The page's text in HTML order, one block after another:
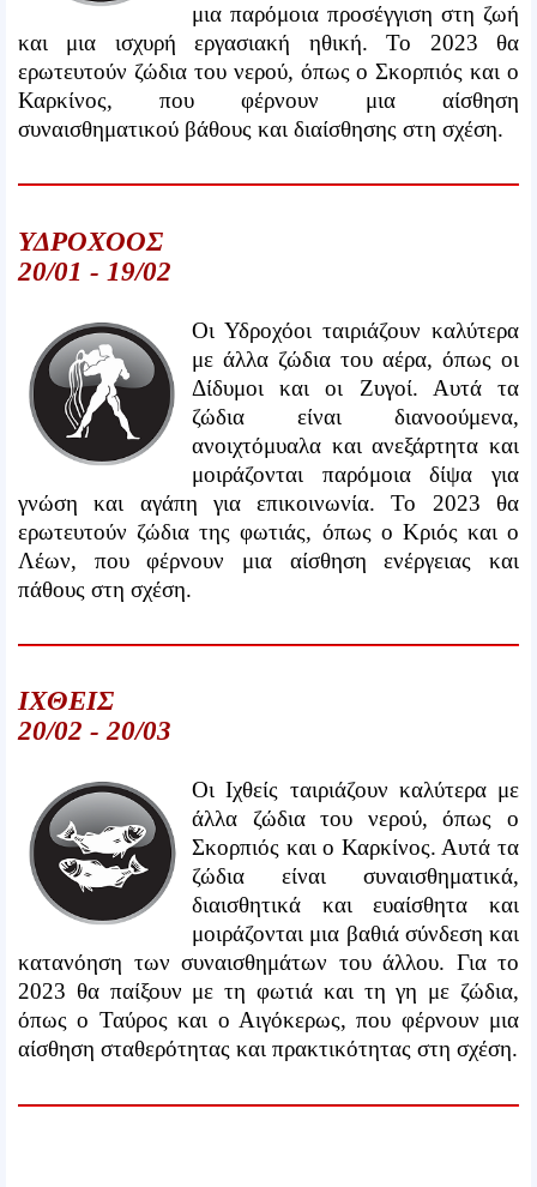
μια παρόμοια προσέγγιση στη ζωή
και μια ισχυρή εργασιακή ηθική. Το 2023 θα
ερωτευτούν ζώδια του νερού, όπως ο Σκορπιός και ο
Καρκίνος, που φέρνουν μια αίσθηση
συναισθηματικού βάθους και διαίσθησης στη σχέση.
ΥΔΡΟΧΟΟΣ
20/01 - 19/02
Οι Υδροχόοι ταιριάζουν καλύτερα
με άλλα ζώδια του αέρα, όπως οι
Δίδυμοι και οι Ζυγοί. Αυτά τα
ζώδια είναι διανοούμενα,
ανοιχτόμυαλα και ανεξάρτητα και
μοιράζονται παρόμοια δίψα για
γνώση και αγάπη για επικοινωνία. Το 2023 θα
ερωτευτούν ζώδια της φωτιάς, όπως ο Κριός και ο
Λέων, που φέρνουν μια αίσθηση ενέργειας και
πάθους στη σχέση.
ΙΧΘΕΙΣ
20/02 - 20/03
Οι Ιχθείς ταιριάζουν καλύτερα με
άλλα ζώδια του νερού, όπως ο
Σκορπιός και ο Καρκίνος. Αυτά τα
ζώδια είναι συναισθηματικά,
διαισθητικά και ευαίσθητα και
μοιράζονται μια βαθιά σύνδεση και
κατανόηση των συναισθημάτων του άλλου. Για το
2023 θα παίξουν με τη φωτιά και τη γη με ζώδια,
όπως ο Ταύρος και ο Αιγόκερως, που φέρνουν μια
αίσθηση σταθερότητας και πρακτικότητας στη σχέση.